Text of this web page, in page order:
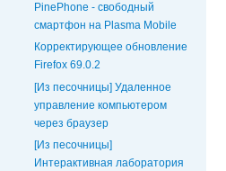
PinePhone - свободный
смартфон на Plasma Mobile
Корректирующее обновление
Firefox 69.0.2
[Из песочницы] Удаленное
управление компьютером
через браузер
[Из песочницы]
Интерактивная лаборатория